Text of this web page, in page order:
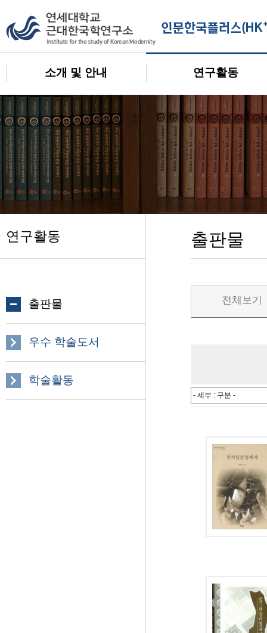
소개 및 안내 연구활동
연구활동
출판물
우수 학술도서
학술활동
출판물
전체보기